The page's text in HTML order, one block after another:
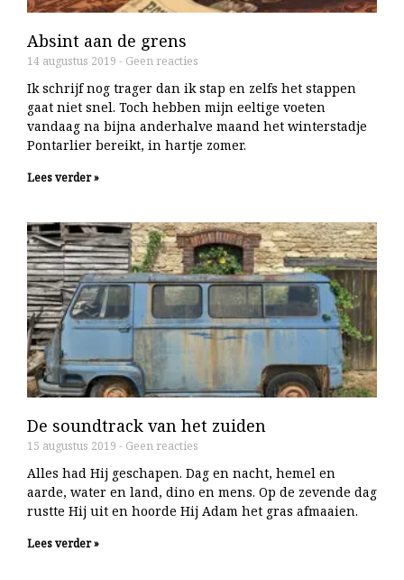
Absint aan de grens
14 augustus 2019 Geen reacties
Ik schrijf nog trager dan ik stap en zelfs het stappen
gaat niet snel. Toch hebben mijn eeltige voeten
vandaag na bijna anderhalve maand het winterstadje
Pontarlier bereikt, in hartje zomer.
Lees verder »
De soundtrack van het zuiden
15 augustus 2019 Geen reacties
Alles had Hij geschapen. Dag en nacht, hemel en
aarde, water en land, dino en mens. Op de zevende dag
rustte Hij uit en hoorde Hij Adam het gras afmaaien.
Lees verder »